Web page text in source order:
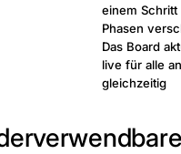
einem
Phasen
Das Board
live für alle
gleichzeitig